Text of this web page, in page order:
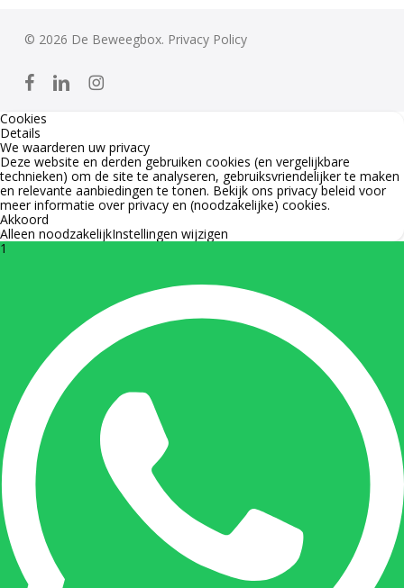
© 2026 De Beweegbox. Privacy Policy
facebooklinkedininstagram
Cookies
Details
We waarderen uw privacy
Deze website en derden gebruiken cookies (en vergelijkbare
technieken) om de site te analyseren, gebruiksvriendelijker te maken
en relevante aanbiedingen te tonen. Bekijk ons privacy beleid voor
meer informatie over privacy en (noodzakelijke) cookies.
Akkoord
Alleen noodzakelijkInstellingen wijzigen
1